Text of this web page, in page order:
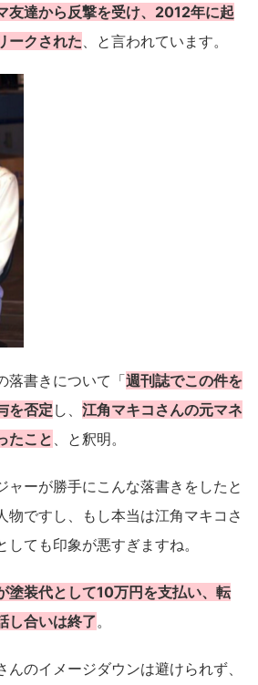
友達から反撃を受け、2012年に起
ークされた 、と言われています。
落書きについて「週刊誌でこの件を
を否定 し、 江角マキコさんの元マネ
たこと
、と釈明。
ャーが勝手にこんな落書きをしたと
物ですし、もし本当は江角マキコさ
ても印象が悪すぎますね。
塗装代として10万円を支払い、転
し合いは終了。
んのイメージダウンは避けられず、